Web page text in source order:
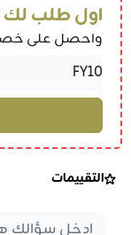
اول طلب
واحصل على
التقييمات